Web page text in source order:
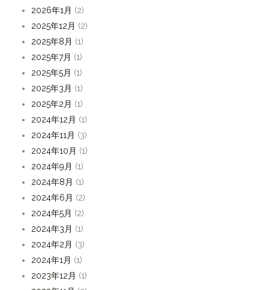
2026年1月 (2)
2025年12月 (2)
2025年8月 (1)
2025年7月 (1)
2025年5月 (1)
2025年3月 (1)
2025年2月 (1)
2024年12月 (1)
2024年11月 (3)
2024年10月 (1)
2024年9月 (1)
2024年8月 (1)
2024年6月 (2)
2024年5月 (2)
2024年3月 (1)
2024年2月 (3)
2024年1月 (1)
2023年12月 (1)